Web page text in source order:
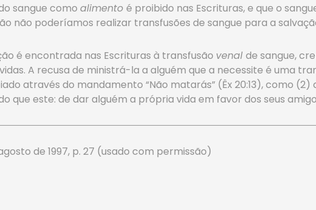
sangue como alimento é proibido nas Escrituras, e que o
não poderíamos realizar transfusões de sangue para a
é encontrada nas Escrituras à transfusão venal de sangue,
A recusa de ministrá-la a alguém que a necessite é uma
através do mandamento “Não matarás” (Êx 20:13), como
que este: de dar alguém a própria vida em favor dos seus
de 1997, p. 27 (usado com permissão)